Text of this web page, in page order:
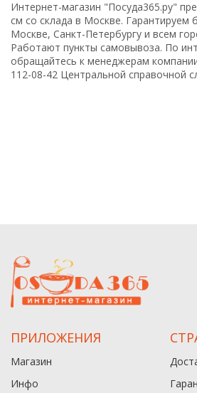
Интернет-магазин "Посуда365.ру"
см со склада в Москве. Гарантируем
Москве, Санкт-Петербургу и всем
Работают пункты самовывоза. По
обращайтесь к менеджерам
112-08-42 Центральной справочной
ПРИЛОЖЕНИЯ
Магазин
Инфо